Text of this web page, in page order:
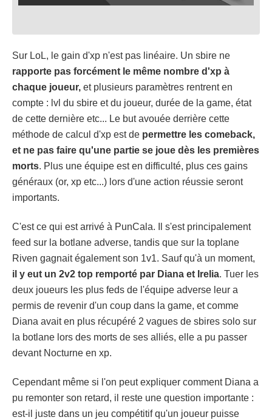
Sur LoL, le gain d'xp n'est pas linéaire. Un sbire ne
rapporte pas forcément le même nombre d'xp à
chaque joueur, et plusieurs paramètres rentrent en
compte : lvl du sbire et du joueur, durée de la game, état
de cette dernière etc... Le but avouée derrière cette
méthode de calcul d'xp est de permettre les comeback,
et ne pas faire qu'une partie se joue dès les premières
morts. Plus une équipe est en difficulté, plus ces gains
généraux (or, xp etc...) lors d'une action réussie seront
importants.
C'est ce qui est arrivé à PunCala. Il s'est principalement
feed sur la botlane adverse, tandis que sur la toplane
Riven gagnait également son 1v1. Sauf qu'à un moment,
il y eut un 2v2 top remporté par Diana et Irelia. Tuer les
deux joueurs les plus feds de l'équipe adverse leur a
permis de revenir d'un coup dans la game, et comme
Diana avait en plus récupéré 2 vagues de sbires solo sur
la botlane lors des morts de ses alliés, elle a pu passer
devant Nocturne en xp.
Cependant même si l'on peut expliquer comment Diana a
pu remonter son retard, il reste une question importante :
est-il juste dans un jeu compétitif qu'un joueur puisse